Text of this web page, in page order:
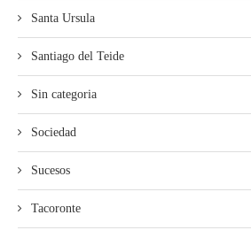
Santa Ursula
Santiago del Teide
Sin categoria
Sociedad
Sucesos
Tacoronte